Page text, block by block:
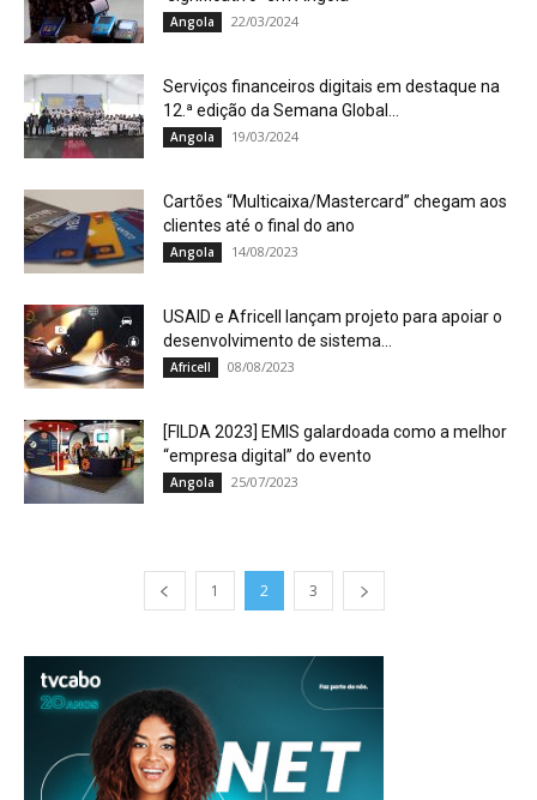
Angola 22/03/2024
Serviços financeiros digitais em destaque na
12.ª edição da Semana Global...
Angola 19/03/2024
Cartões “Multicaixa/Mastercard” chegam aos
clientes até o final do ano
Angola 14/08/2023
USAID e Africell lançam projeto para apoiar o
desenvolvimento de sistema...
Africell 08/08/2023
[FILDA 2023] EMIS galardoada como a melhor
“empresa digital” do evento
Angola 25/07/2023
1 2 3